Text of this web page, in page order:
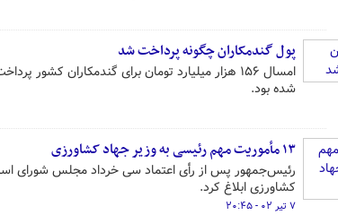
پول گندمکاران چگونه پرداخت شد
شده بود.
۱۳ مأموریت مهم رئیسی به وزیر جهاد کشاورزی
کشاورزی ابلاغ کرد.
۷ تیر ۰۲ - ۲۰:۴۵